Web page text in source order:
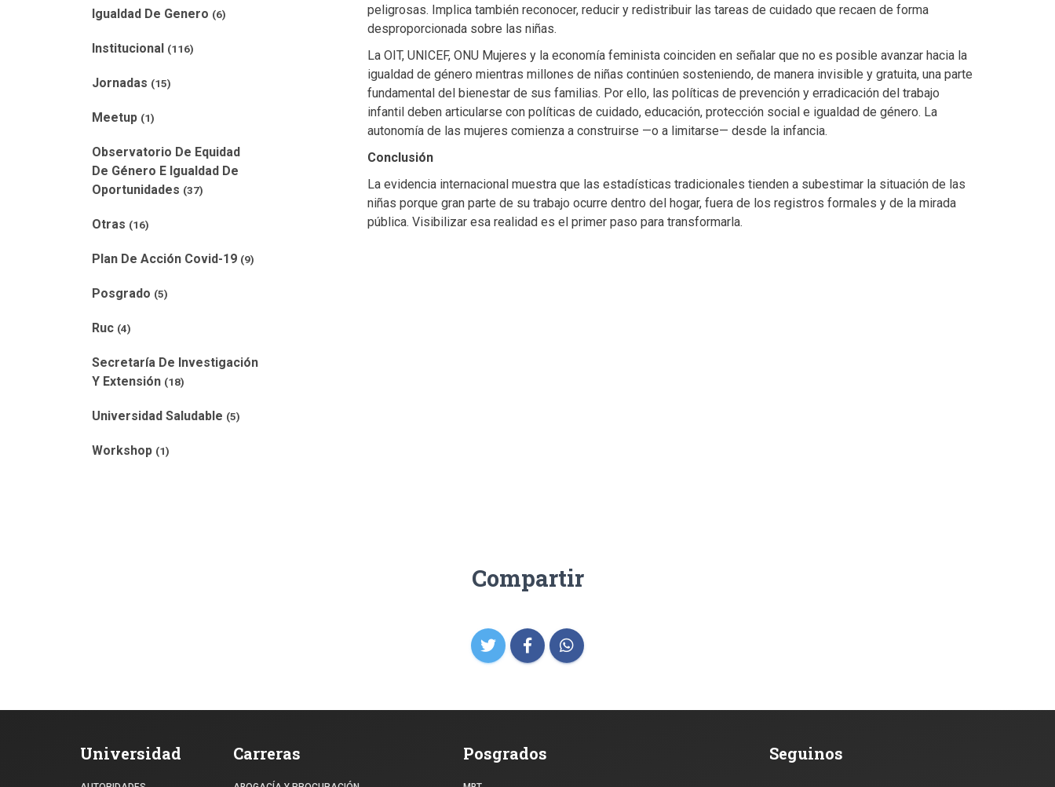
Igualdad De Genero (6)
Institucional (116)
Jornadas (15)
Meetup (1)
Observatorio De Equidad
De Género E Igualdad De
Oportunidades (37)
Otras (16)
Plan De Acción Covid-19 (9)
Posgrado (5)
Ruc (4)
Secretaría De Investigación
Y Extensión (18)
Universidad Saludable (5)
Workshop (1)
peligrosas. Implica también reconocer, reducir y redistribuir las tareas de cuidado que recaen de forma
desproporcionada sobre las niñas.
La OIT, UNICEF, ONU Mujeres y la economía feminista coinciden en señalar que no es posible avanzar hacia la
igualdad de género mientras millones de niñas continúen sosteniendo, de manera invisible y gratuita, una parte
fundamental del bienestar de sus familias. Por ello, las políticas de prevención y erradicación del trabajo
infantil deben articularse con políticas de cuidado, educación, protección social e igualdad de género. La
autonomía de las mujeres comienza a construirse —o a limitarse— desde la infancia.
Conclusión
La evidencia internacional muestra que las estadísticas tradicionales tienden a subestimar la situación de las
niñas porque gran parte de su trabajo ocurre dentro del hogar, fuera de los registros formales y de la mirada
pública. Visibilizar esa realidad es el primer paso para transformarla.
Compartir
Universidad Carreras Posgrados Seguinos